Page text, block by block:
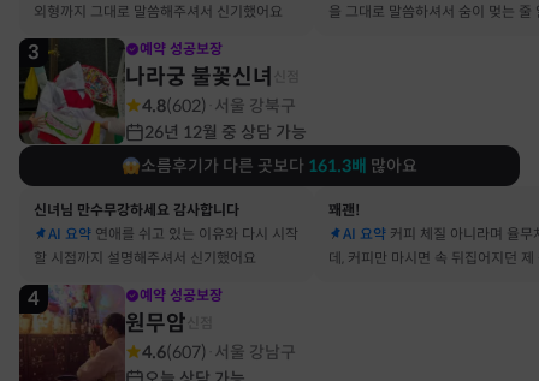
외형까지 그대로 말씀해주셔서 신기했어요
을 그대로 말씀하셔서 숨이 멎는 줄
3 예약 성공보장
나라궁 불꽃신녀
4.8(602) 서울 강북구
26년 12월 중 상담 가능
소름후기가 다른 곳보다 161.3배 많아요
신녀님 만수무강하세요 감사합니다
AI 요약 연애를 쉬고 있는 이유와 다시 시작
할 시점까지 설명해주셔서 신기했어요
꽤괜!
AI 요약 커피 체질 아니라며 율무
데, 커피만 마시면 속 뒤집어지던 제
4 예약 성공보장
원무암
4.6(607) 서울 강남구